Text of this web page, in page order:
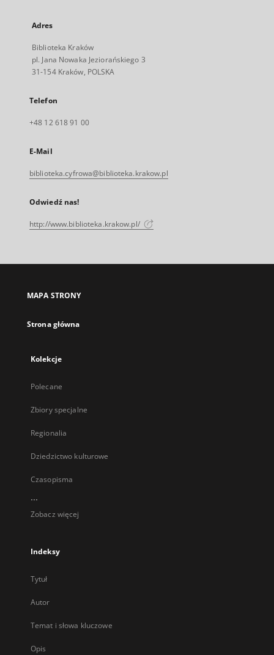
Adres
Biblioteka Kraków
pl. Jana Nowaka Jeziorańskiego 3
31-154 Kraków, POLSKA
Telefon
+48 12 618 91 00
E-Mail
biblioteka.cyfrowa@biblioteka.krakow.pl
Odwiedź nas!
http://www.biblioteka.krakow.pl/
MAPA STRONY
Strona główna
Kolekcje
Polecane
Zbiory specjalne
Regionalia
Dziedzictwo kulturowe
Czasopisma
...
Zobacz więcej
Indeksy
Tytuł
Autor
Temat i słowa kluczowe
Opis